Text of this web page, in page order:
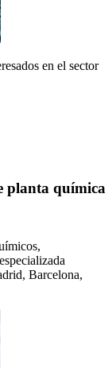
en el sector
planta química
Barcelona,